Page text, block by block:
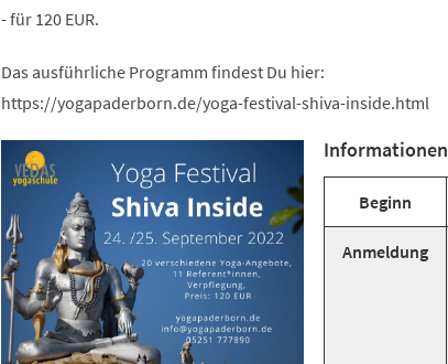
- für 120 EUR.
Das ausführliche Programm findest Du hier:
https://yogapaderborn.de/yoga-festival-shiva-inside.html
Informationen
Beginn
Anmeldung